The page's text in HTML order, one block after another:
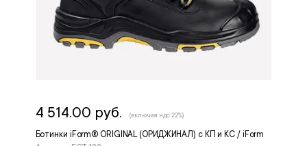
Ботинки iForm® ORIGINAL (ОРИДЖИНАЛ) с КП и КС / iForm
4 514.00 руб. (включая ндс 22%)